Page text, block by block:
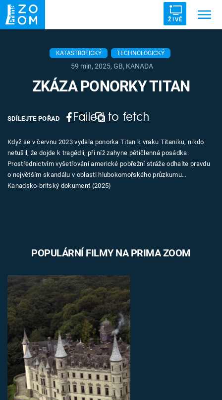
ŽIVĚ
ZRÁDCI UFO DRUHÁ SVĚTOVÁ VÁLKA
VETŘELCI DÁVNOVĚKU
Témata
Pořady
Sledujte prima+
Přihlášení
Sledujte nás
KATASTROFICKÝ TECHNOLOGICKÝ
59 min, 2025, GB, KANADA
ZKÁZA PONORKY TITAN
Failed to fetch
SDÍLEJTE POŘAD
Když se v červnu 2023 vydala ponorka Titan k vraku Titaniku, nikdo
netušil, že dojde k tragédii, při níž zahyne pětičlenná posádka.
Prostřednictvím vyšetřování americké pobřežní stráže odhalte pravdu
o největším skandálu v oblasti hlubokomořského průzkumu…
Kanadsko-britský dokument (2025)
POPULÁRNÍ FILMY NA PRIMA ZOOM